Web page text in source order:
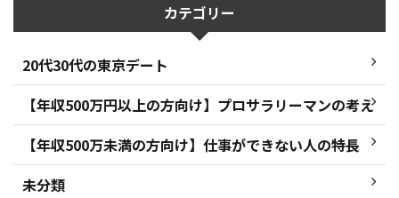
カテゴリー
20代30代の東京デート
【年収500万円以上の方向け】プロサラリーマンの考え
【年収500万未満の方向け】仕事ができない人の特長
未分類